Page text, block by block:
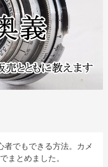
者でもできる方法。カメ
まとめました。